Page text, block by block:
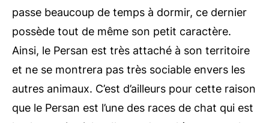
passe beaucoup de temps à dormir, ce dernier
possède tout de même son petit caractère.
Ainsi, le Persan est très attaché à son territoire
et ne se montrera pas très sociable envers les
autres animaux. C’est d’ailleurs pour cette raison
que le Persan est l’une des races de chat qui est